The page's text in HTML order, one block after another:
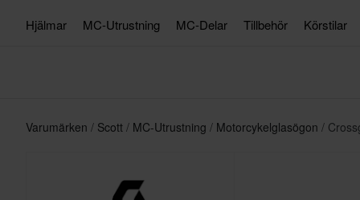
Hjälmar MC-Utrustning MC-Delar Tillbehör Körstilar
Varumärken Scott MC-Utrustning Motorcykelglasögon